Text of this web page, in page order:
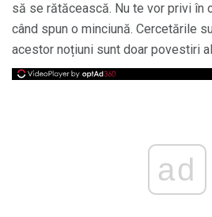
să se rătăcească. Nu te vor privi în
când spun o minciună. Cercetările
acestor noțiuni sunt doar povestiri
ad